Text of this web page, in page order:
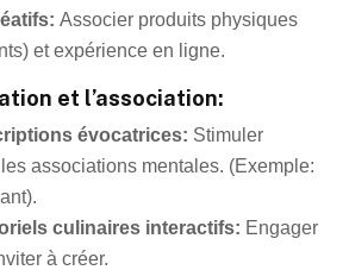
Associer produits physiques
et expérience en ligne.
et l’association:
évocatrices: Stimuler
les associations mentales. (Exemple:
culinaires interactifs: Engager
à créer.